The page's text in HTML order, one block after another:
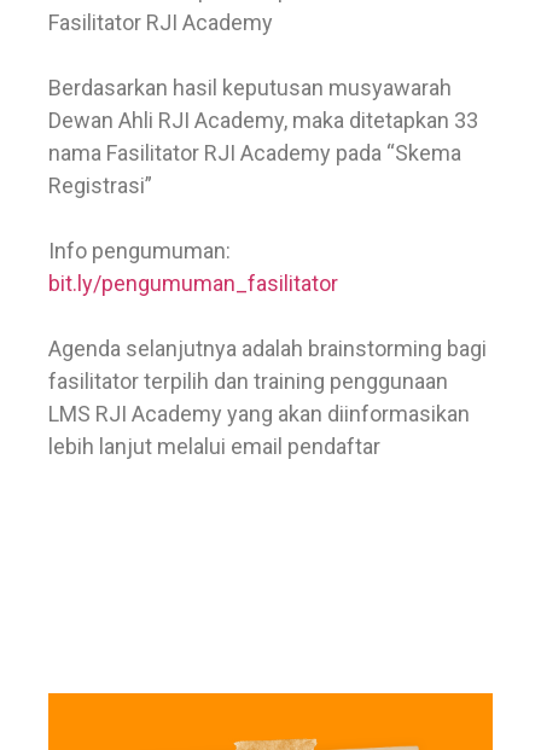
Fasilitator RJI Academy
Berdasarkan hasil keputusan musyawarah
Dewan Ahli RJI Academy, maka ditetapkan 33
nama Fasilitator RJI Academy pada “Skema
Registrasi”
Info pengumuman:
bit.ly/pengumuman_fasilitator
Agenda selanjutnya adalah brainstorming bagi
fasilitator terpilih dan training penggunaan
LMS RJI Academy yang akan diinformasikan
lebih lanjut melalui email pendaftar